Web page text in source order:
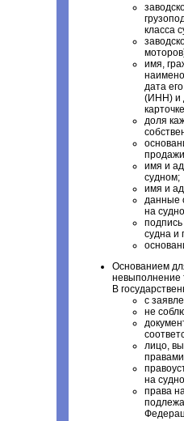
класса
имя,
дата
(ИНН) и
доля
имя и
судном;
имя и
данные
на
судна и
Основанием
невыполнение
В
с
не
лицо,
на
права